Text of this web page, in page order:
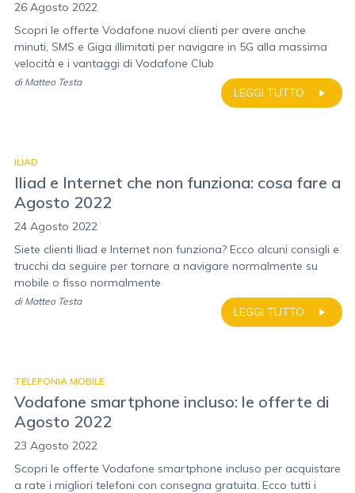
26 Agosto 2022
Scopri le offerte Vodafone nuovi clienti per avere anche
minuti, SMS e Giga illimitati per navigare in 5G alla massima
velocità e i vantaggi di Vodafone Club
LEGGI TUTTO
di Matteo Testa
ILIAD
Iliad e Internet che non funziona: cosa fare a
Agosto 2022
24 Agosto 2022
Siete clienti Iliad e Internet non funziona? Ecco alcuni consigli e
trucchi da seguire per tornare a navigare normalmente su
mobile o fisso normalmente
LEGGI TUTTO
di Matteo Testa
TELEFONIA MOBILE
Vodafone smartphone incluso: le offerte di
Agosto 2022
23 Agosto 2022
Scopri le offerte Vodafone smartphone incluso per acquistare
a rate i migliori telefoni con consegna gratuita. Ecco tutti i